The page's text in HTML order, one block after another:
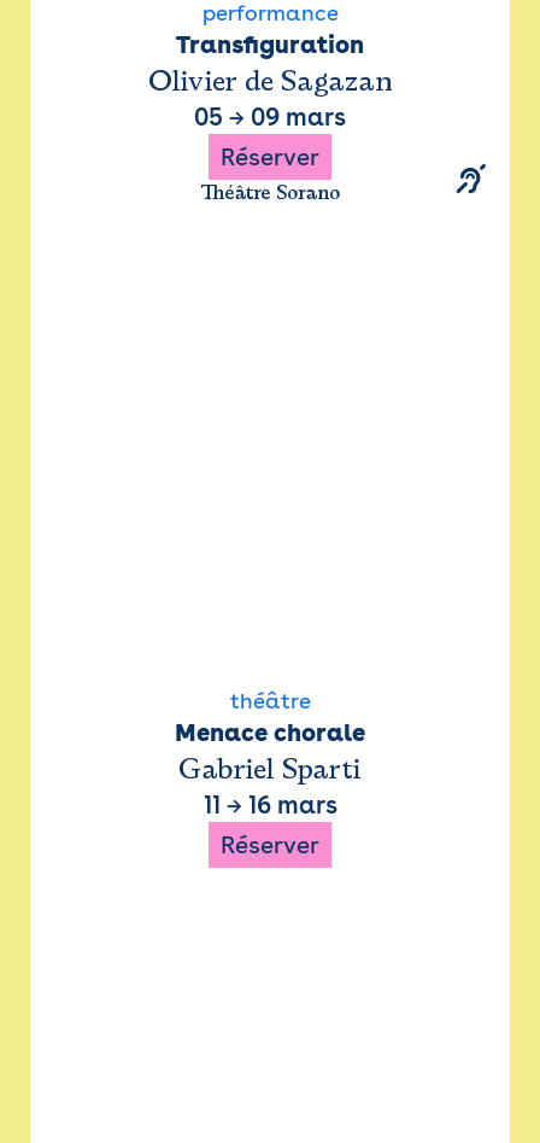
performance
Transfiguration
Olivier de Sagazan
05 → 09 mars
Réserver
Théâtre Sorano
théâtre
Menace chorale
Gabriel Sparti
11 → 16 mars
Réserver